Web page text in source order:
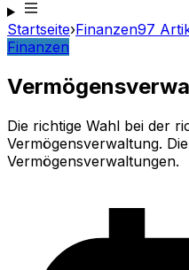
Startseite›Finanzen97
Finanzen
Die richtige Wahl bei der
Vermögensverwaltung.
Vermögensverwaltungen.